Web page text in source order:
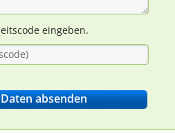
eingeben.